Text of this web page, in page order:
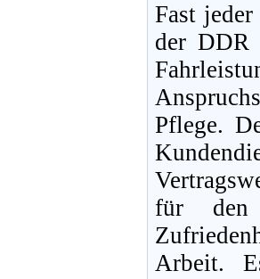
Fast
der DDR
Pflege.
für den
Arbeit.